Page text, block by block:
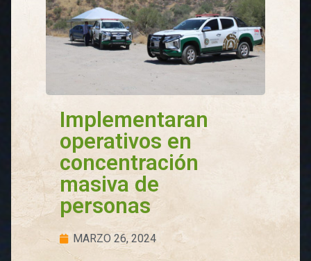
Implementaran
operativos en
concentración
masiva de
personas
MARZO 26, 2024